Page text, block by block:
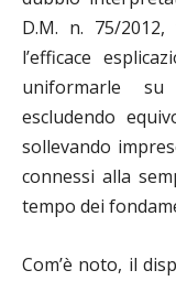
D.M. n. 75/
l’efficace
uniformarle
escludendo
sollevando
connessi alla
tempo dei
Com’è noto, il